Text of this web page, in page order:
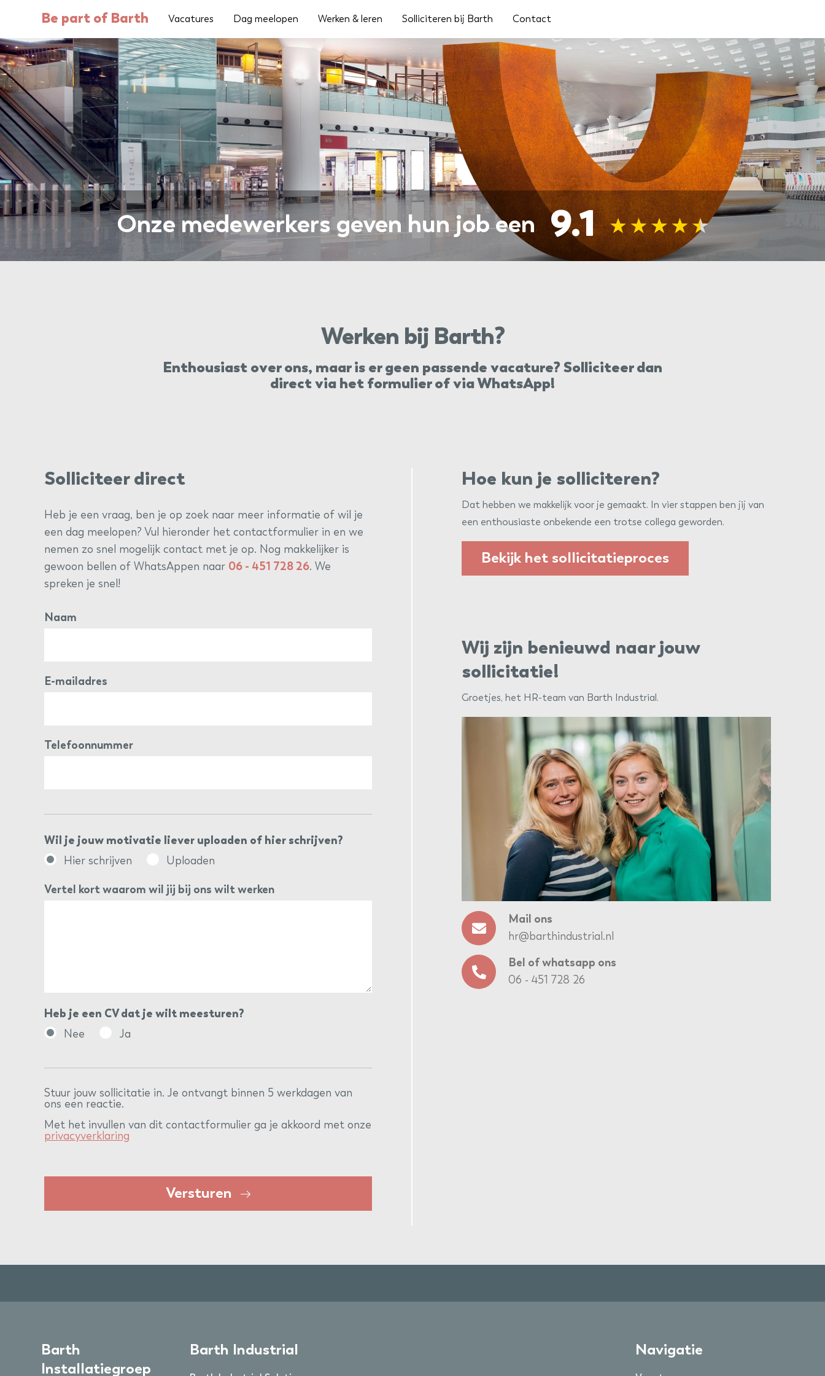
Be part of Barth Vacatures Dag meelopen Werken & leren Solliciteren bij Barth Contact
Onze medewerkers geven hun job een 9.1
Werken bij Barth?
Enthousiast over ons, maar is er geen passende vacature? Solliciteer dan
direct via het formulier of via WhatsApp!
Solliciteer direct
Heb je een vraag, ben je op zoek naar meer informatie of wil je
een dag meelopen? Vul hieronder het contactformulier in en we
nemen zo snel mogelijk contact met je op. Nog makkelijker is
gewoon bellen of WhatsAppen naar 06 - 451 728 26. We
spreken je snel!
Naam
E-mailadres
Telefoonnummer
Wil je jouw motivatie liever uploaden of hier schrijven?
Hier schrijven
Uploaden
Vertel kort waarom wil jij bij ons wilt werken
Heb je een CV dat je wilt meesturen?
Nee
Ja
Stuur jouw sollicitatie in. Je ontvangt binnen 5 werkdagen van
ons een reactie.
Met het invullen van dit contactformulier ga je akkoord met onze
privacyverklaring
Versturen
Hoe kun je solliciteren?
Dat hebben we makkelijk voor je gemaakt. In vier stappen ben jij van
een enthousiaste onbekende een trotse collega geworden.
Bekijk het sollicitatieproces
Wij zijn benieuwd naar jouw
sollicitatie!
Groetjes, het HR-team van Barth Industrial.
Mail ons
hr@barthindustrial.nl
Bel of whatsapp ons
06 - 451 728 26
Barth
Installatiegroep
Barth Industrial Navigatie